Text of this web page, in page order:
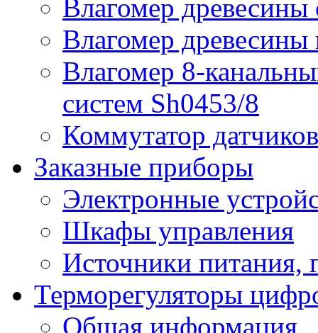
Влагомер древесины
Влагомер
Влагомер 8-
систем Sh0453/8
Коммутатор
Заказные приборы
Электронные
Шкафы управления
Источники питания,
Терморегуляторы
Общая информация